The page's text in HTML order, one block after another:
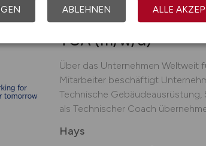
Technischer Trainer
TGA(m/w/d)
Über das Unternehmen Weltweit
Mitarbeiter beschäftigt
Technische
als Technischer Coach
Hays
ABLEHNEN ALLE